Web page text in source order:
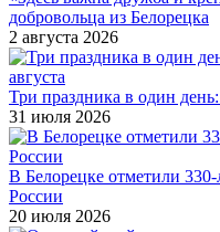
добровольца из Белорецка
2 августа 2026
Три праздника в один день:
31 июля 2026
В Белорецке отметили
России
20 июля 2026